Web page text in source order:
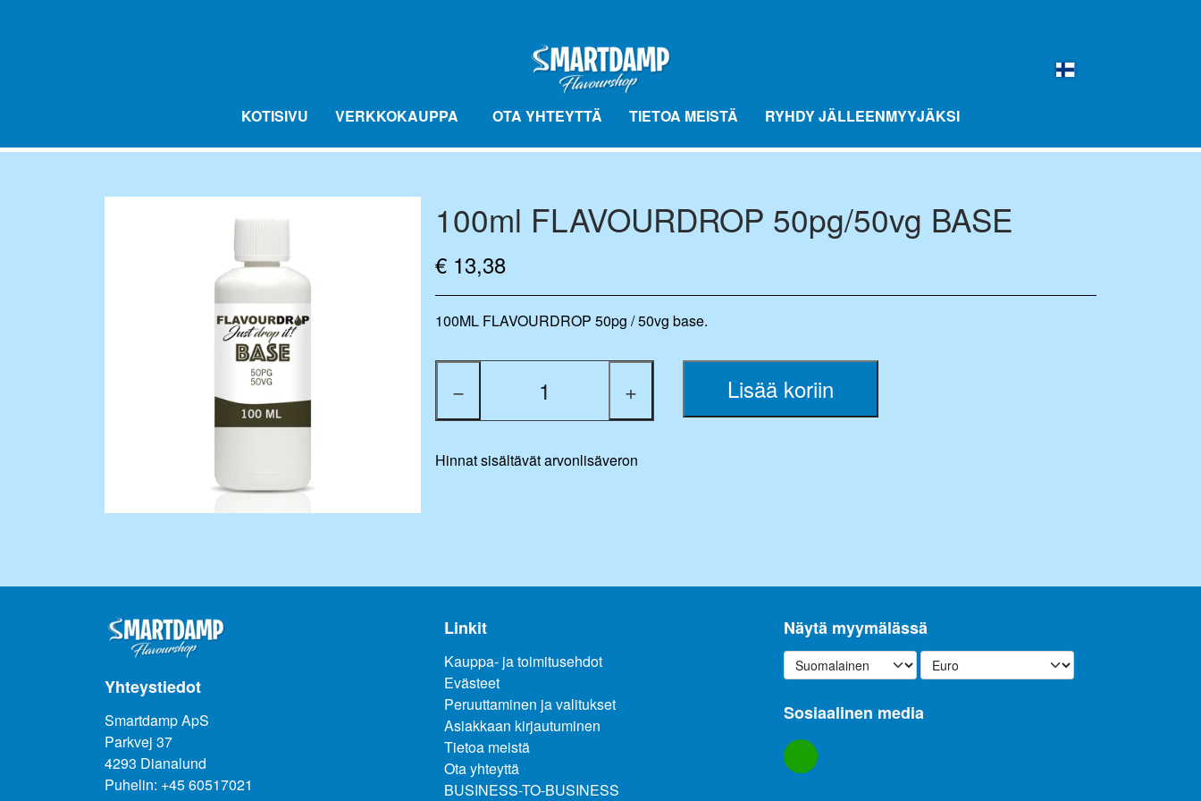
KOTISIVU VERKKOKAUPPA
FLAVOURBALL MAKUPALLOT
FLAVOURBALL MAKUPALLOT 10 PAKKAUS
FLAVOURDROP AROMIPISARAT
BASE VÆSKE
OTA YHTEYTTÄ TIETOA MEISTÄ RYHDY JÄLLEENMYYJÄKSI
100ml FLAVOURDROP 50pg/50vg BASE
€ 13,38
100ML FLAVOURDROP 50pg / 50vg base.
− + Lisää koriin
Hinnat sisältävät arvonlisäveron
Yhteystiedot
Smartdamp ApS
Parkvej 37
4293 Dianalund
Puhelin: +45 60517021
Linkit
Kauppa- ja toimitusehdot
Evästeet
Peruuttaminen ja valitukset
Asiakkaan kirjautuminen
Tietoa meistä
Ota yhteyttä
BUSINESS-TO-BUSINESS
Näytä myymälässä
Sosiaalinen media